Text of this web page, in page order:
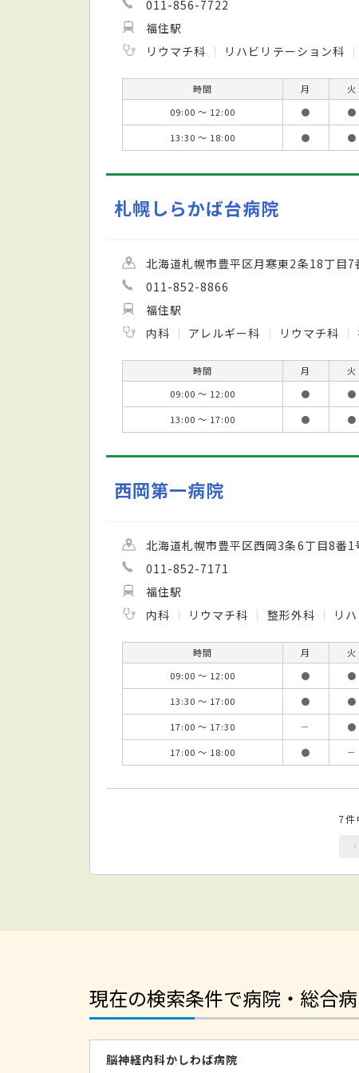
011-856-7722
福住駅
リウマチ科
リハビリテーション科
時間 月 火
09:00 ～ 12:00
● ●
13:30 ～ 18:00
● ●
札幌しらかば台病院
北海道札幌市豊平区月寒東2条18丁目7
011-852-8866
福住駅
内科
アレルギー科 リウマチ科
時間 月 火
09:00 ～ 12:00
● ●
13:00 ～ 17:00
● ●
西岡第一病院
北海道札幌市豊平区西岡3条6丁目8番1
011-852-7171
福住駅
内科
リウマチ科 整形外科 リ
時間 月 火
09:00 ～ 12:00
● ●
13:30 ～ 17:00
● ●
17:00 ～ 17:30
－ ●
17:00 ～ 18:00
● －
7
現在の検索条件で病院・総合
脳神経内科かしわば病院